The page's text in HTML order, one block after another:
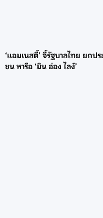
‘แอมเนสตี้’ จี้รัฐบาลไทย ยกป
ชน หารือ ‘มิน อ่อง ไลง์’